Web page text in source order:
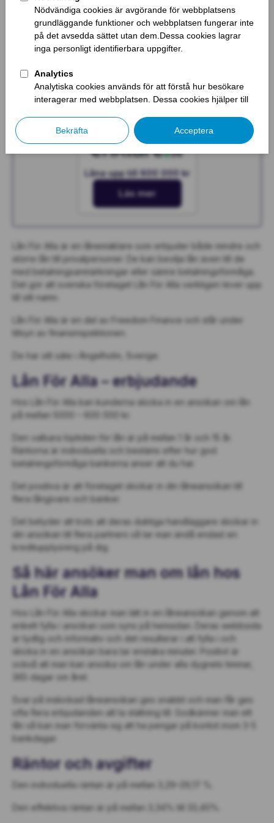
Läs mer
Låna upp till 600 000 kr
Läs mer
Låna upp till 600 000 kr
Läs mer
Lån För Alla är en lånemäklare som erbjuder både mindre och
större lån till privatpersoner. De kan bevilja lån även till de
med betalningsanmärkningar eller sämre betalningsförmåga.
Det gör att svenska företaget Lån För Alla verkligen lever upp
till sitt namn.
Lån För Alla är en del av Freedom Finance och står under
tillsyn av finansinspektionen.
De har sitt säte i Ängelholm, Sverige.
Lån För Alla – erbjudande
Hos Lån För Alla kan kunderna skicka in en ansökan om lån
på mellan 5000 – 600 000 kr.
Den valbara löptiden för lån är på mellan 1 år och 15 år.
Räntorna är individuella och bestäms efter hur god
betalningsförmåga bankerna anser att du har.
Det positiva är att företaget skickar in din låneansökan till
flera långivare och banker.
Det betyder att trots att deras duktiga handläggare skickar in
din ansökan till flera partners så tar man ändå endast en
kreditupplysning på dig.
Så här ansöker man om lån hos
Lån För Alla
Hos Lån För Alla skickar man lätt in en låneansökan genom att
enkelt fylla i ansökan som syns på hemsidan. Deras webbsida
är tydlig och informativ och det resulterar i att fylla i och
skicka in en ansökan bara tar enstaka minuter. Positivt är
också att man kan ansöka om lån under alla dygnets timmar,
365 dagar om året.
Svar på inskickad låneansökan ges snabbt och man får ges
ofta flera erbjudanden att ta ställning till. Godkänner man ett
lån så kan man förvänta sig att ha pengar på kontot inom 3-5
bankdagar.
Räntor och avgifter
Den individuella räntan är på mellan 3,29–29,17 %.
Den effektiva räntan är på mellan 3,34% till 33,40%.